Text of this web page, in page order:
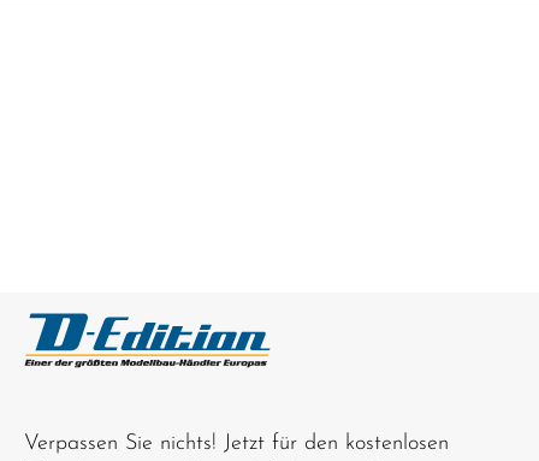
Verpassen Sie nichts! Jetzt für den kostenlosen